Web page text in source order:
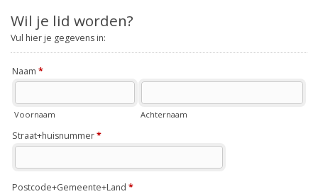
Wil je lid worden?
Vul hier je gegevens in:
Naam *
Voornaam Achternaam
Straat+huisnummer*
Postcode+Gemeente+Land *